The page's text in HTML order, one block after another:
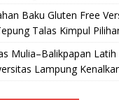
Baku Gluten Free
Talas Kimpul
Mulia–Balikpapan Latih
Lampung